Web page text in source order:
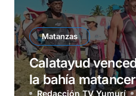
Matanzas
Calatayud
la bahía
Redacción TV Yumurí